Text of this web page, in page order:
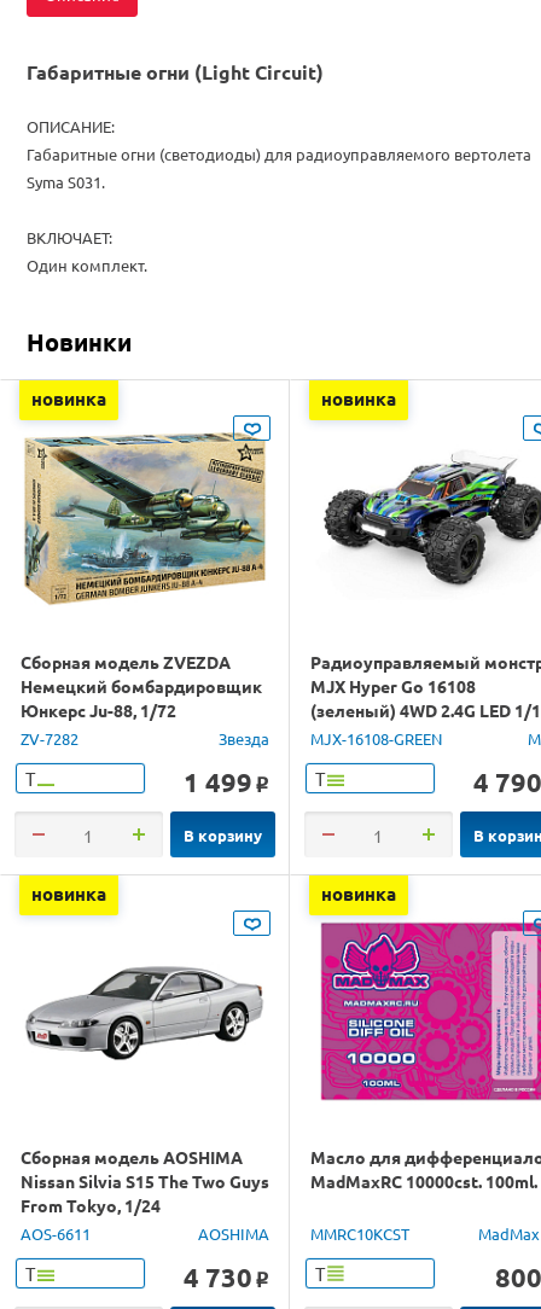
Габаритные огни (Light Circuit)
ОПИСАНИЕ:
Габаритные огни (светодиоды) для радиоуправляемого вертолета
Syma S031.
ВКЛЮЧАЕТ:
Один комплект.
Новинки
новинка
Сборная модель ZVEZDA
Немецкий бомбардировщик
Юнкерс Ju-88, 1/72
ZV-7282 Звезда
Т 1 499 o
В корзину
новинка
Радиоуправляемый
MJX Hyper Go 16108
(зеленый) 4WD 2.4G LED 1/
RTR
MJX-16108-GREEN
Т 4 790
В
новинка
Сборная модель AOSHIMA
Nissan Silvia S15 The Two Guys
From Tokyo, 1/24
AOS-6611 AOSHIMA
Т 4 730 o
новинка
Масло для
MadMaxRC 10000cst. 100ml.
MMRC10KCST
Т 800